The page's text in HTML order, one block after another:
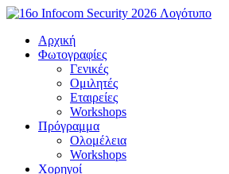
Μετάβαση
περιεχόμενο
Αρχική
Φωτογραφίες
Γενικές
Ομιλητές
Εταιρείες
Workshops
Πρόγραμμα
Ολομέλεια
Workshops
Χορηγοί